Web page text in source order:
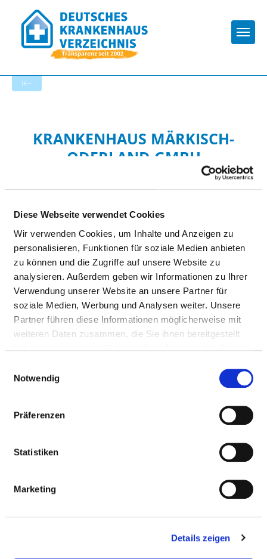
Diese Webseite verwendet Cookies
Wir verwenden Cookies, um Inhalte und Anzeigen zu
personalisieren, Funktionen für soziale Medien anbieten
zu können und die Zugriffe auf unsere Website zu
analysieren. Außerdem geben wir Informationen zu Ihrer
Verwendung unserer Website an unsere Partner für
soziale Medien, Werbung und Analysen weiter. Unsere
Partner führen diese Informationen möglicherweise mit
weiteren Daten zusammen, die Sie ihnen bereitgestellt
Notwendig
Präferenzen
Statistiken
Marketing
Details zeigen
KRANKENHAUS MÄRKISCH-
ODERLAND GMBH
HYGIENE
HYGIENEBEAUFTRAGTE/R
Ein/e Hygienebeauftragte/r wurde nicht
MASSNAHMEN